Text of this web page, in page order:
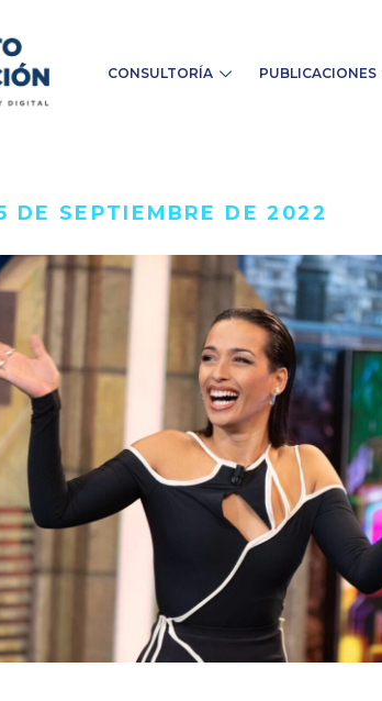
CONSULTORÍA PUBLICACIONES
DE SEPTIEMBRE DE 2022